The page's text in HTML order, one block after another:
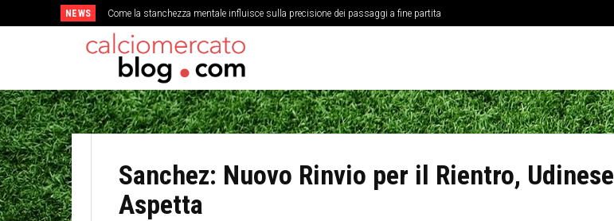
NEWS Come la stanchezza mentale influisce sulla precisione dei passaggi a fine partita
Sanchez: Nuovo Rinvio per il Rientro, Udinese
Aspetta